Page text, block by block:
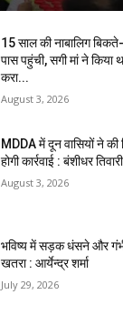
15 साल की नाबालिग
पास पहुंची, सगी मां ने किया
करा...
August 3, 2026
MDDA में दून वासियों ने की
होगी कार्रवाई : बंशीधर तिवारी
August 3, 2026
भविष्य में सड़क धंसने और
खतरा : आर्येन्द्र शर्मा
July 29, 2026